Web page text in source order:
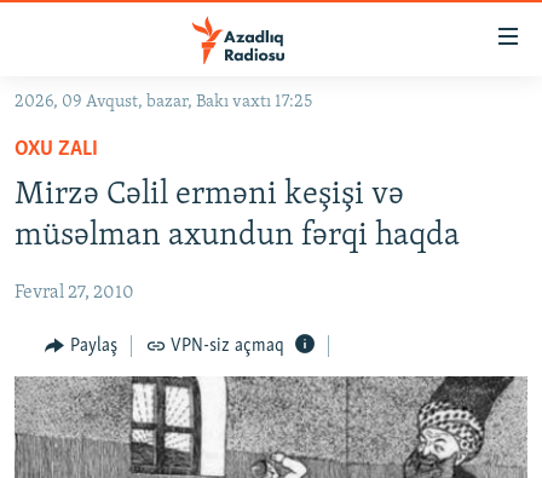
Əsas
qayıt
Əsas
naviqasiyaya
qayıt
Axtarışa
KORRUPSIOMETR
FƏRQƏ BAX
QANUNI DOĞRU
ARAŞDIRMA
MULTIMEDIA
2026, 09 Avqust, bazar, Bakı vaxtı 17:25
OXU ZALI
Mirzə Cəlil erməni keşişi və
müsəlman axundun fərqi haqda
Fevral 27, 2010
Paylaş VPN-siz açmaq